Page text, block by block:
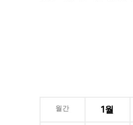
월간 1월